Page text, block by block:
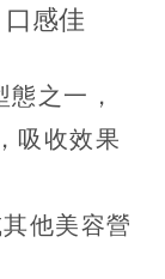
感佳
之一，
吸收效果
他美容營